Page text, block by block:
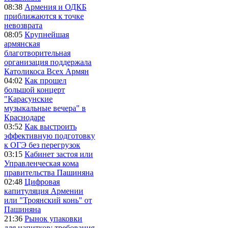
08:38 Армения и ОДКБ
приближаются к точке
невозврата
08:05 Крупнейшая
армянская
благотворительная
организация поддержала
Католикоса Всех Армян
04:02 Как прошел
большой концерт
"Карасунские
музыкальные вечера" в
Краснодаре
03:52 Как выстроить
эффективную подготовку
к ОГЭ без перегрузок
03:15 Кабинет застоя или
Управленческая кома
правительства Пашиняна
02:48 Цифровая
капитуляция Армении
или "Троянский конь" от
Пашиняна
21:36 Рынок упаковки